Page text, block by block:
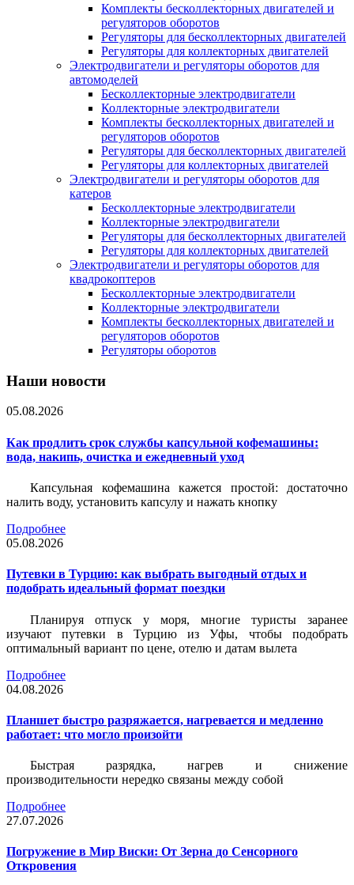
Комплекты бесколлекторных двигателей и
регуляторов оборотов
Регуляторы для бесколлекторных двигателей
Регуляторы для коллекторных двигателей
Электродвигатели и регуляторы оборотов для
автомоделей
Бесколлекторные электродвигатели
Коллекторные электродвигатели
Комплекты бесколлекторных двигателей и
регуляторов оборотов
Регуляторы для бесколлекторных двигателей
Регуляторы для коллекторных двигателей
Электродвигатели и регуляторы оборотов для
катеров
Бесколлекторные электродвигатели
Коллекторные электродвигатели
Регуляторы для бесколлекторных двигателей
Регуляторы для коллекторных двигателей
Электродвигатели и регуляторы оборотов для
квадрокоптеров
Бесколлекторные электродвигатели
Коллекторные электродвигатели
Комплекты бесколлекторных двигателей и
регуляторов оборотов
Регуляторы оборотов
Наши новости
05.08.2026
Как продлить срок службы капсульной кофемашины:
вода, накипь, очистка и ежедневный уход
Капсульная кофемашина кажется простой: достаточно
налить воду, установить капсулу и нажать кнопку
Подробнее
05.08.2026
Путевки в Турцию: как выбрать выгодный отдых и
подобрать идеальный формат поездки
Планируя отпуск у моря, многие туристы заранее
изучают путевки в Турцию из Уфы, чтобы подобрать
оптимальный вариант по цене, отелю и датам вылета
Подробнее
04.08.2026
Планшет быстро разряжается, нагревается и медленно
работает: что могло произойти
Быстрая разрядка, нагрев и снижение
производительности нередко связаны между собой
Подробнее
27.07.2026
Погружение в Мир Виски: От Зерна до Сенсорного
Откровения